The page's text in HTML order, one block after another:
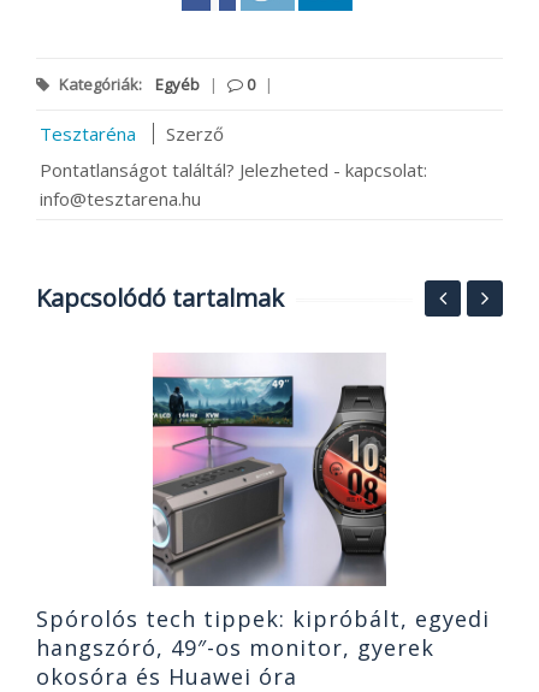
Kategóriák: Egyéb | 0 |
Tesztaréna
Szerző
Pontatlanságot találtál? Jelezheted - kapcsolat:
info@tesztarena.hu
Kapcsolódó tartalmak
Spórolós tech tippek: kipróbált, egyedi
hangszóró, 49″-os monitor, gyerek
okosóra és Huawei óra